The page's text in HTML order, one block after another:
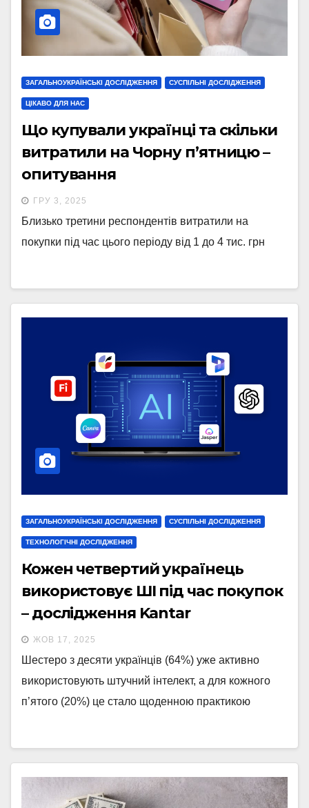
ЗАГАЛЬНОУКРАЇНСЬКІ ДОСЛІДЖЕННЯ СУСПІЛЬНІ ДОСЛІДЖЕННЯ
ЦІКАВО ДЛЯ НАС
Що купували українці та скільки
витратили на Чорну п’ятницю –
опитування
ГРУ 3, 2025
Близько третини респондентів витратили на
покупки під час цього періоду від 1 до 4 тис. грн
ЗАГАЛЬНОУКРАЇНСЬКІ ДОСЛІДЖЕННЯ СУСПІЛЬНІ ДОСЛІДЖЕННЯ
ТЕХНОЛОГІЧНІ ДОСЛІДЖЕННЯ
Кожен четвертий українець
використовує ШІ під час покупок
– дослідження Kantar
ЖОВ 17, 2025
Шестеро з десяти українців (64%) уже активно
використовують штучний інтелект, а для кожного
п’ятого (20%) це стало щоденною практикою